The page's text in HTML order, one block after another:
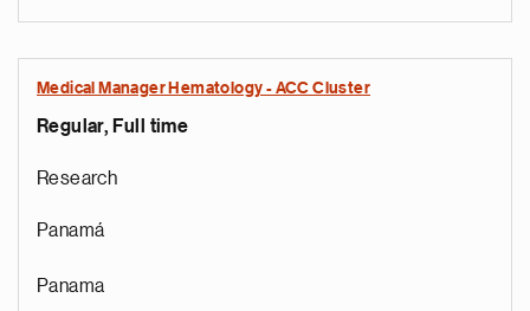
Medical Manager Hematology - ACC Cluster
Regular, Full time
Research
Panamá
Panama